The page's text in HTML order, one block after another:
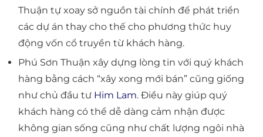
Thuận tự xoay sở nguồn tài chính để phát triển
các dự án thay cho thế cho phương thức huy
động vốn cổ truyền từ khách hàng.
Phú Sơn Thuận xây dựng lòng tin với quý khách
hàng bằng cách “xây xong mới bán” cũng giống
như chủ đầu tư Him Lam. Điều này giúp quý
khách hàng có thể dễ dàng cảm nhận được
không gian sống cũng như chất lượng ngôi nhà